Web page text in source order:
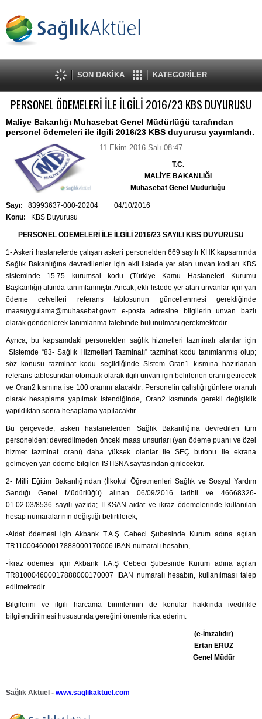
SON DAKİKA KATEGORİLER
PERSONEL ÖDEMELERİ İLE İLGİLİ 2016/23 KBS DUYURUSU
Maliye Bakanlığı Muhasebat Genel Müdürlüğü tarafından
personel ödemeleri ile ilgili 2016/23 KBS duyurusu yayımlandı.
11 Ekim 2016 Salı 08:47
T.C.
MALİYE BAKANLIĞI
Muhasebat Genel Müdürlüğü
Sayı:
83993637-000-20204 04/10/2016
Konu:
KBS Duyurusu
PERSONEL ÖDEMELERİ İLE İLGİLİ 2016/23 SAYILI KBS DUYURUSU
1- Askeri hastanelerde çalışan askeri personelden 669 sayılı KHK kapsamında
Sağlık Bakanlığına devredilenler için ekli listede yer alan unvan kodları KBS
sisteminde 15.75 kurumsal kodu (Türkiye Kamu Hastaneleri Kurumu
Başkanlığı) altında tanımlanmıştır. Ancak, ekli listede yer alan unvanlar için yan
ödeme cetvelleri referans tablosunun güncellenmesi gerektiğinde
maasuygulama@muhasebat.gov.tr e-posta adresine bilgilerin unvan bazlı
olarak gönderilerek tanımlanma talebinde bulunulması gerekmektedir.
Ayrıca, bu kapsamdaki personelden sağlık hizmetleri tazminatı alanlar için
Sistemde “83- Sağlık Hizmetleri Tazminatı” tazminat kodu tanımlanmış olup;
söz konusu tazminat kodu seçildiğinde Sistem Oran1 kısmına hazırlanan
referans tablosundan otomatik olarak ilgili unvan için belirlenen oranı getirecek
ve Oran2 kısmına ise 100 oranını atacaktır. Personelin çalıştığı günlere orantılı
olarak hesaplama yapılmak istendiğinde, Oran2 kısmında gerekli değişiklik
yapıldıktan sonra hesaplama yapılacaktır.
Bu çerçevede, askeri hastanelerden Sağlık Bakanlığına devredilen tüm
personelden; devredilmeden önceki maaş unsurları (yan ödeme puanı ve özel
hizmet tazminat oranı) daha yüksek olanlar ile SEÇ butonu ile ekrana
gelmeyen yan ödeme bilgileri İSTİSNA sayfasından girilecektir.
2- Milli Eğitim Bakanlığından (İlkokul Öğretmenleri Sağlık ve Sosyal Yardım
Sandığı Genel Müdürlüğü) alınan 06/09/2016 tarihli ve 46668326-
01.02.03/8536 sayılı yazıda; İLKSAN aidat ve ikraz ödemelerinde kullanılan
hesap numaralarının değiştiği belirtilerek,
-Aidat ödemesi için Akbank T.A.Ş Cebeci Şubesinde Kurum adına açılan
TR110004600017888000170006 IBAN numaralı hesabın,
-İkraz ödemesi için Akbank T.A.Ş Cebeci Şubesinde Kurum adına açılan
TR810004600017888000170007 IBAN numaralı hesabın, kullanılması talep
edilmektedir.
Bilgilerini ve ilgili harcama birimlerinin de konular hakkında ivedilikle
bilgilendirilmesi hususunda gereğini önemle rica ederim.
(e-İmzalıdır)
Ertan ERÜZ
Genel Müdür
Sağlık Aktüel - www.saglikaktuel.com